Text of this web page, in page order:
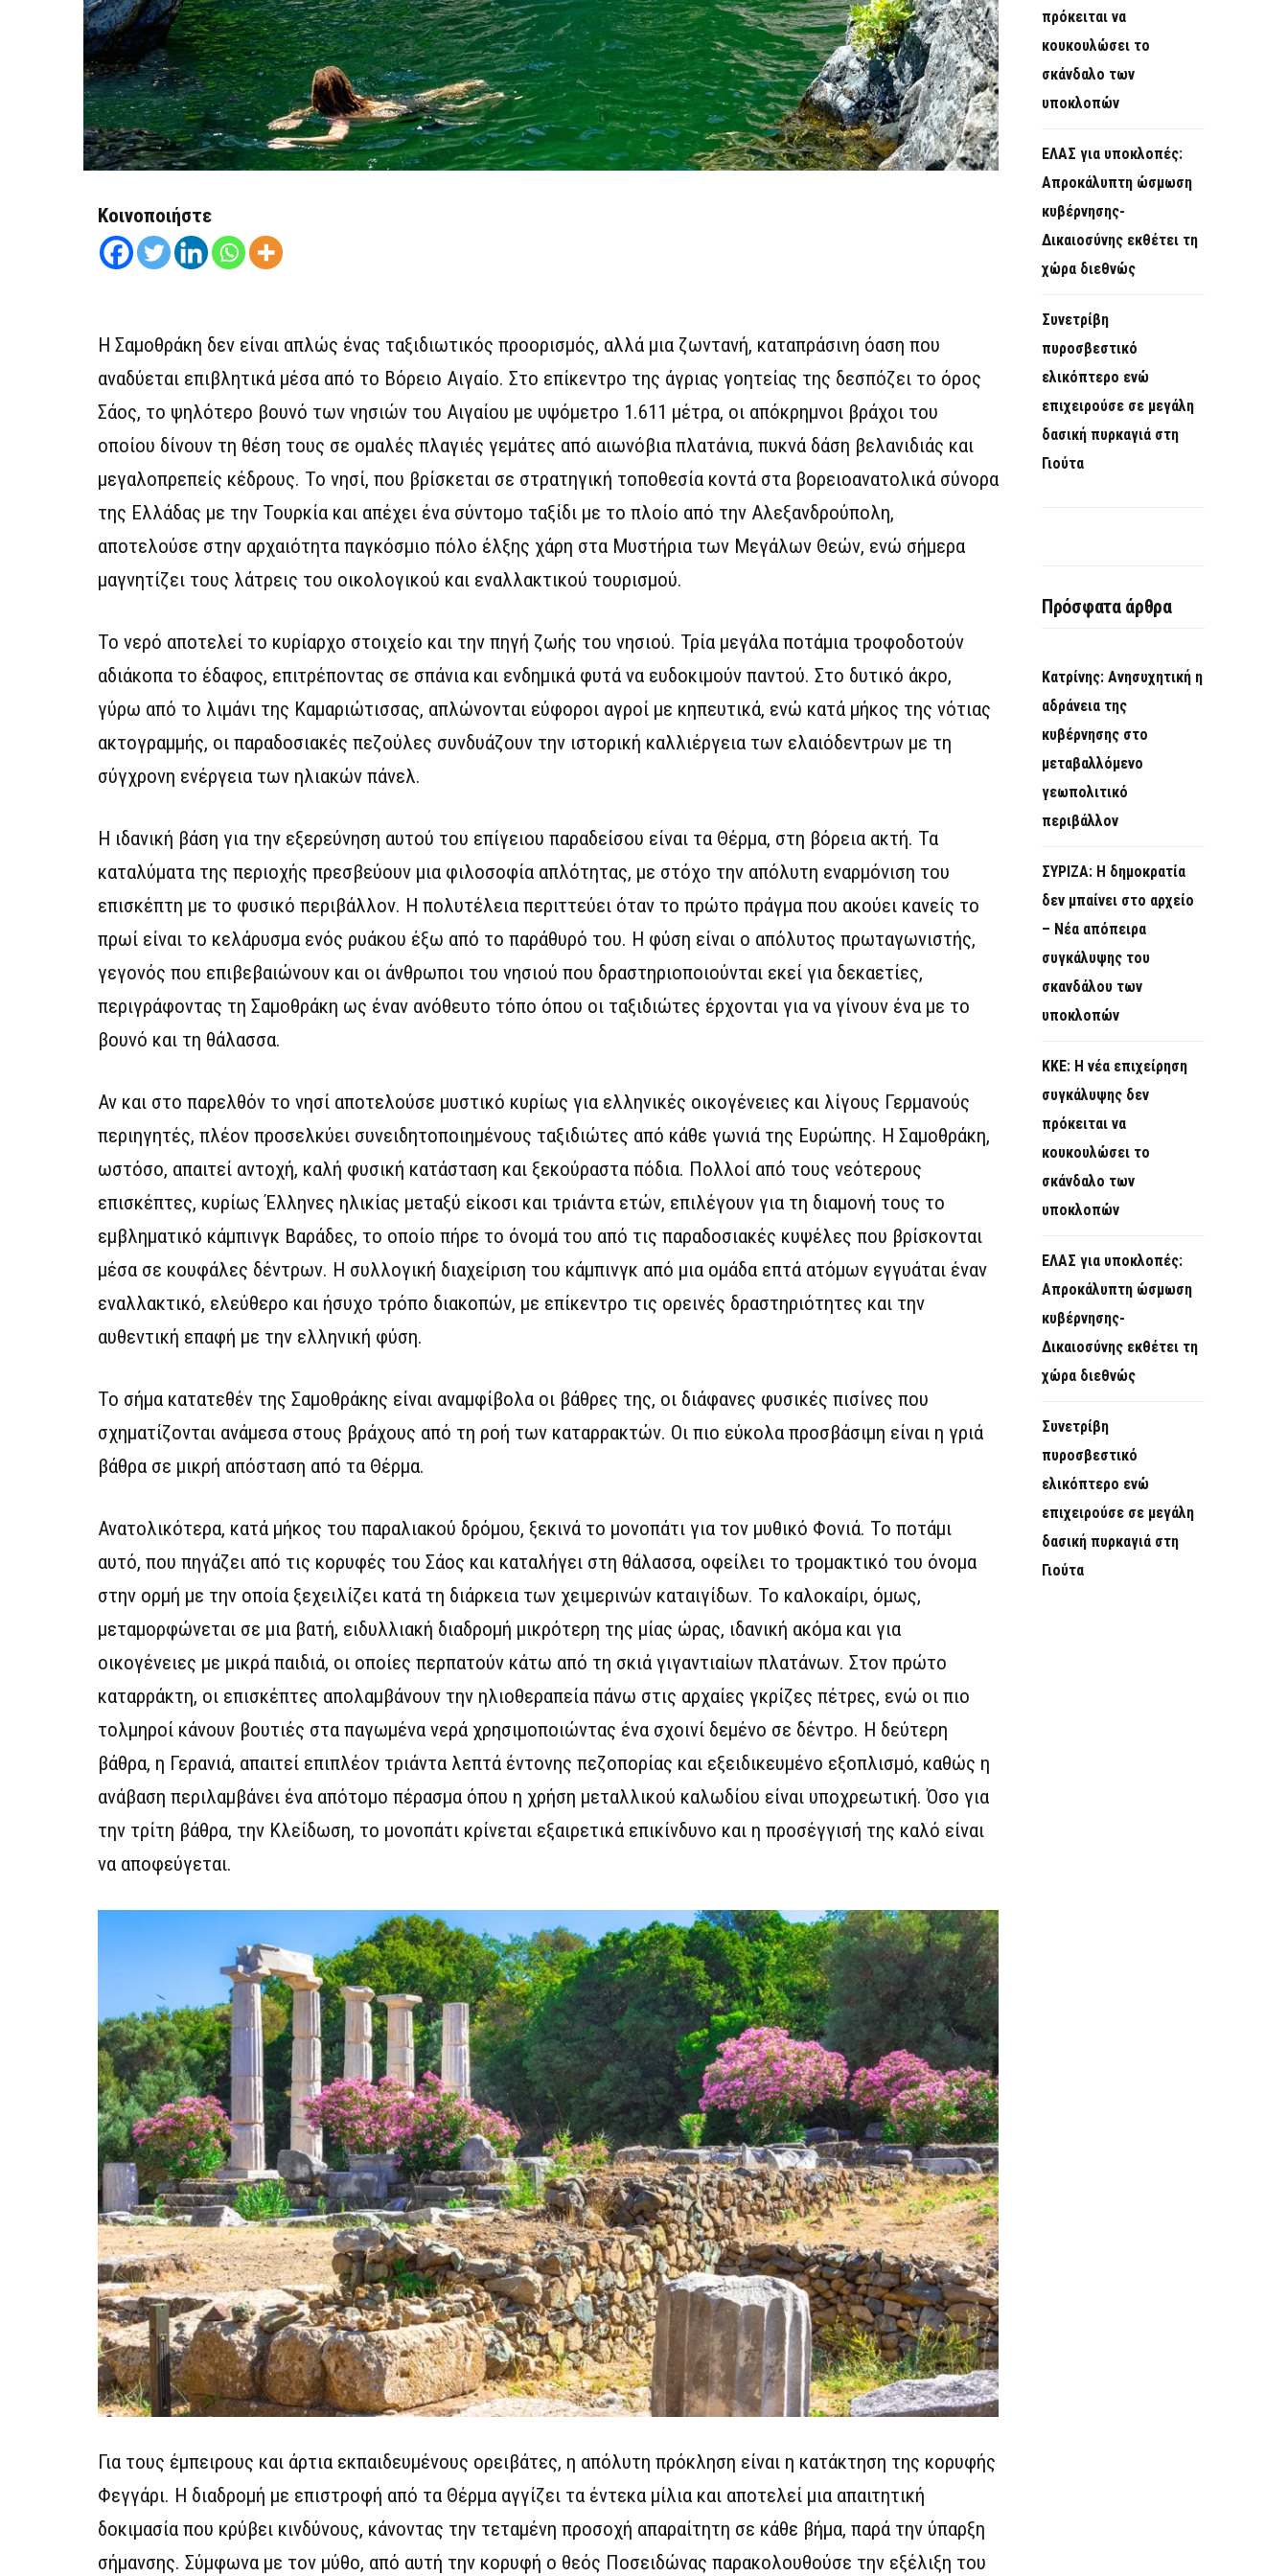
Κοινοποιήστε
Η Σαμοθράκη δεν είναι απλώς ένας ταξιδιωτικός προορισμός, αλλά μια ζωντανή, καταπράσινη όαση που
αναδύεται επιβλητικά μέσα από το Βόρειο Αιγαίο. Στο επίκεντρο της άγριας γοητείας της δεσπόζει το όρος
Σάος, το ψηλότερο βουνό των νησιών του Αιγαίου με υψόμετρο 1.611 μέτρα, οι απόκρημνοι βράχοι του
οποίου δίνουν τη θέση τους σε ομαλές πλαγιές γεμάτες από αιωνόβια πλατάνια, πυκνά δάση βελανιδιάς και
μεγαλοπρεπείς κέδρους. Το νησί, που βρίσκεται σε στρατηγική τοποθεσία κοντά στα βορειοανατολικά σύνορα
της Ελλάδας με την Τουρκία και απέχει ένα σύντομο ταξίδι με το πλοίο από την Αλεξανδρούπολη,
αποτελούσε στην αρχαιότητα παγκόσμιο πόλο έλξης χάρη στα Μυστήρια των Μεγάλων Θεών, ενώ σήμερα
μαγνητίζει τους λάτρεις του οικολογικού και εναλλακτικού τουρισμού.
Το νερό αποτελεί το κυρίαρχο στοιχείο και την πηγή ζωής του νησιού. Τρία μεγάλα ποτάμια τροφοδοτούν
αδιάκοπα το έδαφος, επιτρέποντας σε σπάνια και ενδημικά φυτά να ευδοκιμούν παντού. Στο δυτικό άκρο,
γύρω από το λιμάνι της Καμαριώτισσας, απλώνονται εύφοροι αγροί με κηπευτικά, ενώ κατά μήκος της νότιας
ακτογραμμής, οι παραδοσιακές πεζούλες συνδυάζουν την ιστορική καλλιέργεια των ελαιόδεντρων με τη
σύγχρονη ενέργεια των ηλιακών πάνελ.
Η ιδανική βάση για την εξερεύνηση αυτού του επίγειου παραδείσου είναι τα Θέρμα, στη βόρεια ακτή. Τα
καταλύματα της περιοχής πρεσβεύουν μια φιλοσοφία απλότητας, με στόχο την απόλυτη εναρμόνιση του
επισκέπτη με το φυσικό περιβάλλον. Η πολυτέλεια περιττεύει όταν το πρώτο πράγμα που ακούει κανείς το
πρωί είναι το κελάρυσμα ενός ρυάκου έξω από το παράθυρό του. Η φύση είναι ο απόλυτος πρωταγωνιστής,
γεγονός που επιβεβαιώνουν και οι άνθρωποι του νησιού που δραστηριοποιούνται εκεί για δεκαετίες,
περιγράφοντας τη Σαμοθράκη ως έναν ανόθευτο τόπο όπου οι ταξιδιώτες έρχονται για να γίνουν ένα με το
βουνό και τη θάλασσα.
Αν και στο παρελθόν το νησί αποτελούσε μυστικό κυρίως για ελληνικές οικογένειες και λίγους Γερμανούς
περιηγητές, πλέον προσελκύει συνειδητοποιημένους ταξιδιώτες από κάθε γωνιά της Ευρώπης. Η Σαμοθράκη,
ωστόσο, απαιτεί αντοχή, καλή φυσική κατάσταση και ξεκούραστα πόδια. Πολλοί από τους νεότερους
επισκέπτες, κυρίως Έλληνες ηλικίας μεταξύ είκοσι και τριάντα ετών, επιλέγουν για τη διαμονή τους το
εμβληματικό κάμπινγκ Βαράδες, το οποίο πήρε το όνομά του από τις παραδοσιακές κυψέλες που βρίσκονται
μέσα σε κουφάλες δέντρων. Η συλλογική διαχείριση του κάμπινγκ από μια ομάδα επτά ατόμων εγγυάται έναν
εναλλακτικό, ελεύθερο και ήσυχο τρόπο διακοπών, με επίκεντρο τις ορεινές δραστηριότητες και την
αυθεντική επαφή με την ελληνική φύση.
Το σήμα κατατεθέν της Σαμοθράκης είναι αναμφίβολα οι βάθρες της, οι διάφανες φυσικές πισίνες που
σχηματίζονται ανάμεσα στους βράχους από τη ροή των καταρρακτών. Οι πιο εύκολα προσβάσιμη είναι η γριά
βάθρα σε μικρή απόσταση από τα Θέρμα.
Ανατολικότερα, κατά μήκος του παραλιακού δρόμου, ξεκινά το μονοπάτι για τον μυθικό Φονιά. Το ποτάμι
αυτό, που πηγάζει από τις κορυφές του Σάος και καταλήγει στη θάλασσα, οφείλει το τρομακτικό του όνομα
στην ορμή με την οποία ξεχειλίζει κατά τη διάρκεια των χειμερινών καταιγίδων. Το καλοκαίρι, όμως,
μεταμορφώνεται σε μια βατή, ειδυλλιακή διαδρομή μικρότερη της μίας ώρας, ιδανική ακόμα και για
οικογένειες με μικρά παιδιά, οι οποίες περπατούν κάτω από τη σκιά γιγαντιαίων πλατάνων. Στον πρώτο
καταρράκτη, οι επισκέπτες απολαμβάνουν την ηλιοθεραπεία πάνω στις αρχαίες γκρίζες πέτρες, ενώ οι πιο
τολμηροί κάνουν βουτιές στα παγωμένα νερά χρησιμοποιώντας ένα σχοινί δεμένο σε δέντρο. Η δεύτερη
βάθρα, η Γερανιά, απαιτεί επιπλέον τριάντα λεπτά έντονης πεζοπορίας και εξειδικευμένο εξοπλισμό, καθώς η
ανάβαση περιλαμβάνει ένα απότομο πέρασμα όπου η χρήση μεταλλικού καλωδίου είναι υποχρεωτική. Όσο για
την τρίτη βάθρα, την Κλείδωση, το μονοπάτι κρίνεται εξαιρετικά επικίνδυνο και η προσέγγισή της καλό είναι
να αποφεύγεται.
Για τους έμπειρους και άρτια εκπαιδευμένους ορειβάτες, η απόλυτη πρόκληση είναι η κατάκτηση της κορυφής
Φεγγάρι. Η διαδρομή με επιστροφή από τα Θέρμα αγγίζει τα έντεκα μίλια και αποτελεί μια απαιτητική
δοκιμασία που κρύβει κινδύνους, κάνοντας την τεταμένη προσοχή απαραίτητη σε κάθε βήμα, παρά την ύπαρξη
σήμανσης. Σύμφωνα με τον μύθο, από αυτή την κορυφή ο θεός Ποσειδώνας παρακολουθούσε την εξέλιξη του
πρόκειται να
κουκουλώσει το
σκάνδαλο των
υποκλοπών
ΕΛΑΣ για υποκλοπές:
Απροκάλυπτη ώσμωση
κυβέρνησης-
Δικαιοσύνης εκθέτει τη
χώρα διεθνώς
Συνετρίβη
πυροσβεστικό
ελικόπτερο ενώ
επιχειρούσε σε μεγάλη
δασική πυρκαγιά στη
Γιούτα
Πρόσφατα άρθρα
Κατρίνης: Ανησυχητική η
αδράνεια της
κυβέρνησης στο
μεταβαλλόμενο
γεωπολιτικό
περιβάλλον
ΣΥΡΙΖΑ: Η δημοκρατία
δεν μπαίνει στο αρχείο
– Νέα απόπειρα
συγκάλυψης του
σκανδάλου των
υποκλοπών
KKE: Η νέα επιχείρηση
συγκάλυψης δεν
πρόκειται να
κουκουλώσει το
σκάνδαλο των
υποκλοπών
ΕΛΑΣ για υποκλοπές:
Απροκάλυπτη ώσμωση
κυβέρνησης-
Δικαιοσύνης εκθέτει τη
χώρα διεθνώς
Συνετρίβη
πυροσβεστικό
ελικόπτερο ενώ
επιχειρούσε σε μεγάλη
δασική πυρκαγιά στη
Γιούτα